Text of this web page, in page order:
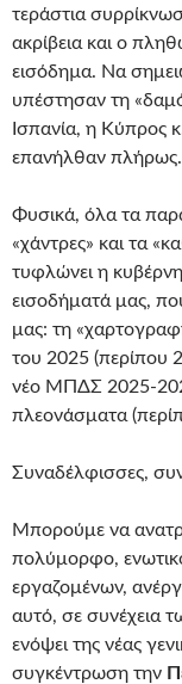
τεράστια
ακρίβεια και ο
εισόδηµα. Να
υπέστησαν τη
Ισπανία, η Κύπρος
επανήλθαν πλήρως.
Φυσικά, όλα τα
«χάντρες» και τα
τυφλώνει η
εισοδήματά μας,
μας: τη
του 2025 (περίπου
νέο ΜΠΔΣ 2025-
πλεονάσματα
Συναδέλφισσες,
Μπορούμε να
πολύμορφο,
εργαζομένων,
αυτό, σε συνέχεια
ενόψει της νέας
συγκέντρωση την